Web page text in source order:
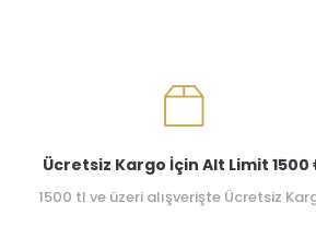
Ücretsiz Kargo İçin Alt Limit 1500
1500 tl ve üzeri alışverişte Ücretsiz